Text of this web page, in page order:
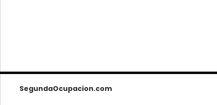
SegundaOcupacion.com